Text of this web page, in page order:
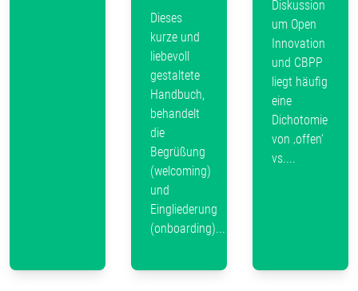
Dieses
kurze und
liebevoll
gestaltete
Handbuch,
behandelt
die
Begrüßung
(welcoming)
und
Eingliederung
(onboarding)...
Diskussion
um Open
Innovation
und CBPP
liegt häufig
eine
Dichotomie
von ‚offen‘
vs....